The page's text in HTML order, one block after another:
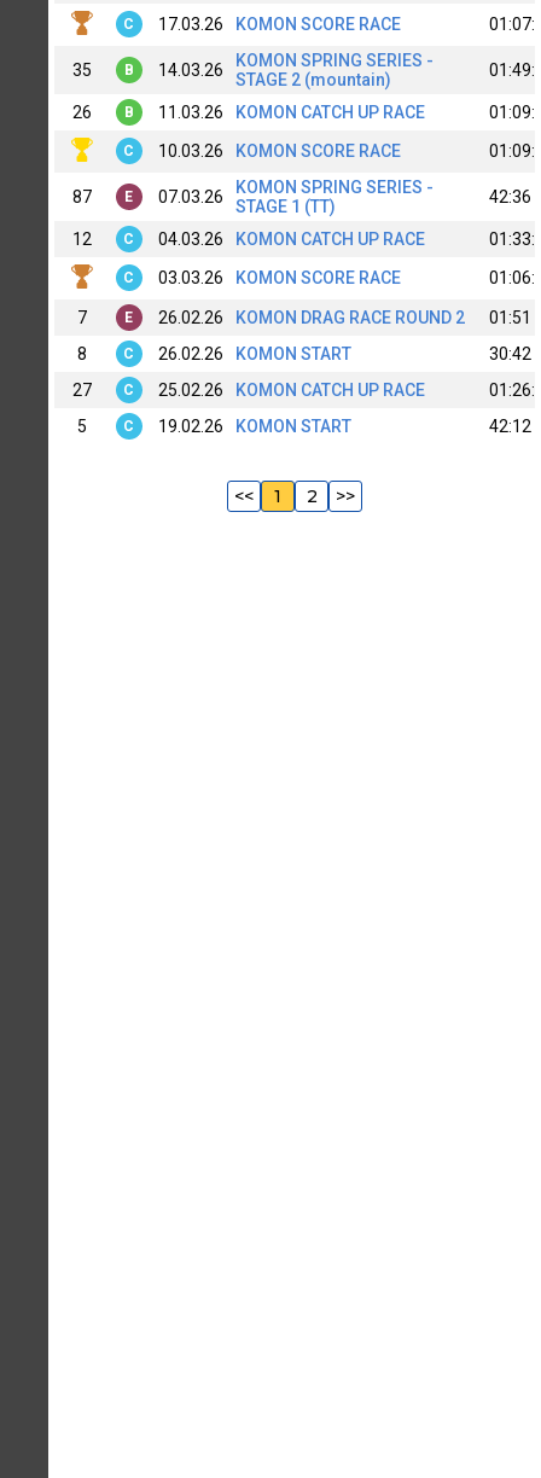
C 17.03.26 KOMON SCORE RACE
35 B 14.03.26
KOMON SPRING SERIES -
STAGE 2 (mountain)
26 B 11.03.26 KOMON CATCH UP RACE
C 10.03.26 KOMON SCORE RACE
87 E 07.03.26
KOMON SPRING SERIES -
STAGE 1 (TT)
42:36
12 C 04.03.26 KOMON CATCH UP RACE
C 03.03.26 KOMON SCORE RACE
7 E 26.02.26 KOMON DRAG RACE ROUND 2
01:51
8
C 26.02.26 KOMON START
30:42
27
C 25.02.26 KOMON CATCH UP RACE
5
C 19.02.26 KOMON START 42:12
<< 1 2 >>